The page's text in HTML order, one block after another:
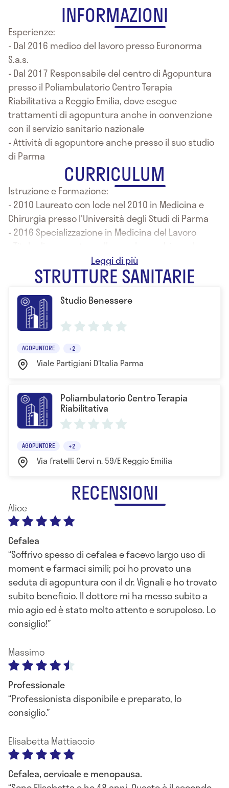
INFORMAZIONI
Esperienze:
- Dal 2016 medico del lavoro presso Euronorma
S.a.s.
- Dal 2017 Responsabile del centro di Agopuntura
presso il Poliambulatorio Centro Terapia
Riabilitativa a Reggio Emilia, dove esegue
trattamenti di agopuntura anche in convenzione
con il servizio sanitario nazionale
- Attività di agopuntore anche presso il suo studio
di Parma
CURRICULUM
Istruzione e Formazione:
- 2010 Laureato con lode nel 2010 in Medicina e
Chirurgia presso l'Università degli Studi di Parma
- 2016 Specializzazione in Medicina del Lavoro
- 2014 Master in Addominoagopuntura
dell'associazione ASIAA
- Master of Clinical Practice in Acupuncture presso
l'Università di Nanjing (Repubblica of China)
- 2015 Master in Farmacoterapia Cinese secondo le
Formule Classiche, Metodo Kampo presso il Centro
Studi Jing Fang a Pavia sotto la guida della
Dottoressa Rotolo
Nutrizione Umana e Dietoterapia presso
Nutrimedifor
- 2017 Corso Professionale in Nutrizione nelle
STRUTTURE SANITARIE
Studio Benessere
AGOPUNTORE +2
Viale Partigiani D'Italia Parma
Poliambulatorio Centro Terapia
Riabilitativa
AGOPUNTORE +2
Via fratelli Cervi n. 59/E Reggio Emilia
RECENSIONI
Alice
Cefalea
Soffrivo spesso di cefalea e facevo largo uso di
moment e farmaci simili; poi ho provato una
seduta di agopuntura con il dr. Vignali e ho trovato
subito beneficio. Il dottore mi ha messo subito a
mio agio ed è stato molto attento e scrupoloso. Lo
consiglio!
Massimo
Professionale
Professionista disponibile e preparato, lo
consiglio.
Elisabetta Mattiaccio
Cefalea, cervicale e menopausa.